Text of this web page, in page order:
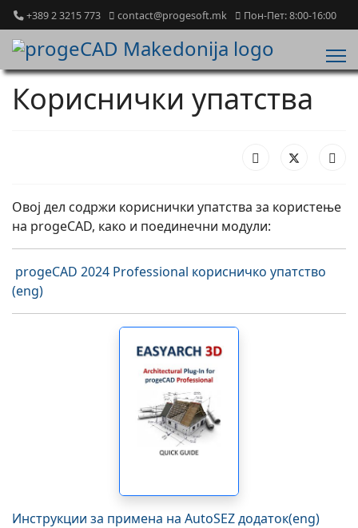
+389 2 3215 773 contact@progesoft.mk Пон-Пет: 8:00-16:00
Кориснички упатства
Овој дел содржи кориснички упатства за користење
на progeCAD, како и поединечни модули:
progeCAD 2024 Professional корисничко упатство
(eng)
Инструкции за примена на AutoSEZ додаток(eng)